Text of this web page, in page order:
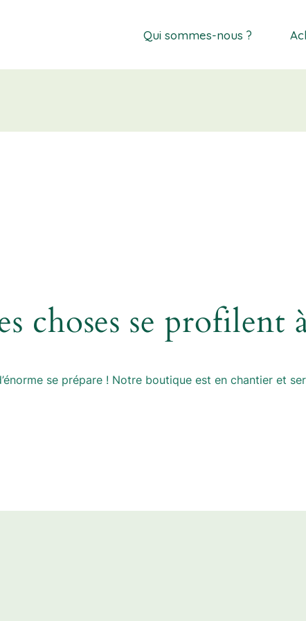
Qui sommes-nous ?
choses se profilent
se prépare ! Notre boutique est en chantier et